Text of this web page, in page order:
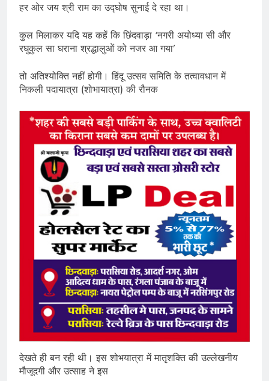
हर ओर जय श्री राम का उद्घोष सुनाई दे रहा था।
कुल मिलाकर यदि यह कहें कि छिंदवाड़ा ‘नगरी अयोध्या सी और
रघुकुल सा घराना श्रद्धालुओं को नजर आ गया’
तो अतिश्योक्ति नहीं होगी। हिंदू उत्सव समिति के तत्वावधान में
निकली पदायात्रा (शोभायात्रा) की रौनक
देखते ही बन रही थी। इस शोभयात्रा में मातृशक्ति की उल्लेखनीय
मौजूदगी और उत्साह ने इस